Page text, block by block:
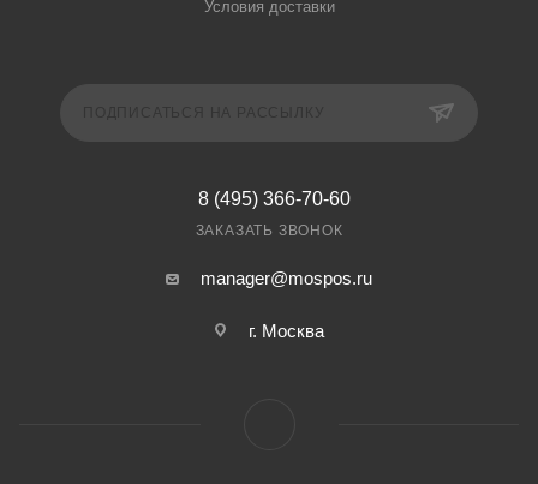
Условия доставки
8 (495) 366-70-60
ЗАКАЗАТЬ ЗВОНОК
manager@mospos.ru
г. Москва